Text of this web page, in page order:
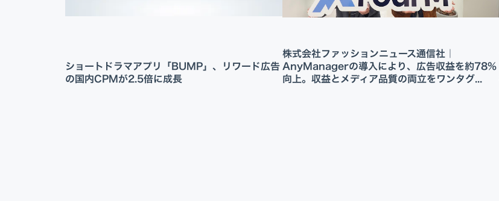
ショートドラマアプリ「BUMP」、リワード広告
の国内CPMが2.5倍に成長
株式会社ファッションニュース通信社｜
AnyManagerの導入により、広告収益を約78%
向上。収益とメディア品質の両立をワンタグ...